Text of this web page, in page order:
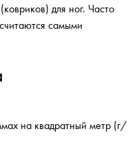
для ног. Часто
самыми
на квадратный метр (г/